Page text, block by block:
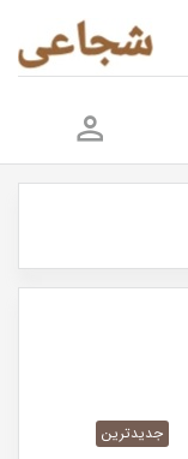
جدیدترین